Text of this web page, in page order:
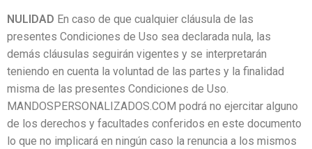
NULIDAD En caso de que cualquier cláusula de las
presentes Condiciones de Uso sea declarada nula, las
demás cláusulas seguirán vigentes y se interpretarán
teniendo en cuenta la voluntad de las partes y la finalidad
misma de las presentes Condiciones de Uso.
MANDOSPERSONALIZADOS.COM podrá no ejercitar alguno
de los derechos y facultades conferidos en este documento
lo que no implicará en ningún caso la renuncia a los mismos